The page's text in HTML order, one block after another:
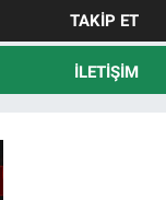
TAKIP ET
İLETIŞIM